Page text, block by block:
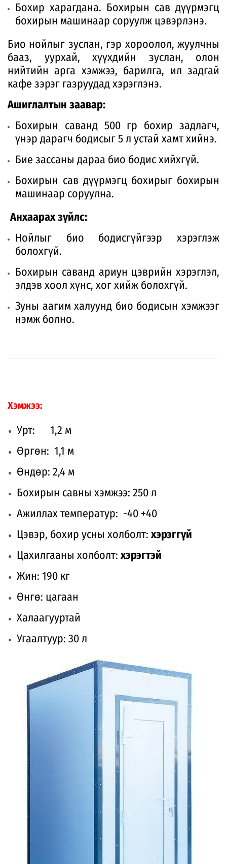
Бохир харагдана. Бохирын сав дүүрмэгц
бохирын машинаар соруулж цэвэрлэнэ.
Био нойлыг зуслан, гэр хороолол, жуулчны
бааз, уурхай, хүүхдийн зуслан, олон
нийтийн арга хэмжээ, барилга, ил задгай
кафе зэрэг газруудад хэрэглэнэ.
Ашиглалтын заавар:
Бохирын саванд 500 гр бохир задлагч,
үнэр дарагч бодисыг 5 л устай хамт хийнэ.
Бие зассаны дараа био бодис хийхгүй.
Бохирын сав дүүрмэгц бохирыг бохирын
машинаар соруулна.
Анхаарах зүйлс:
Нойлыг био бодисгүйгээр хэрэглэж
болохгүй.
Бохирын саванд ариун цэврийн хэрэглэл,
элдэв хоол хүнс, хог хийж болохгүй.
Зуны аагим халуунд био бодисын хэмжээг
нэмж болно.
Хэмжээ:
Урт: 1,2 м
Өргөн: 1,1 м
Өндөр: 2,4 м
Бохирын савны хэмжээ: 250 л
Ажиллах температур: -40 +40
Цэвэр, бохир усны холболт: хэрэггүй
Цахилгааны холболт: хэрэгтэй
Жин: 190 кг
Өнгө: цагаан
Халаагууртай
Угаалтуур: 30 л